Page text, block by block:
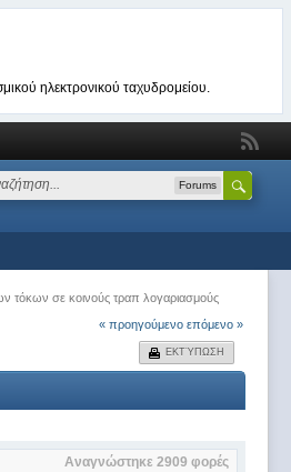
ηλεκτρονικού ταχυδρομείου.
Forums
τόκων σε κοινούς τραπ λογαριασμούς
« προηγούμενο επόμενο »
ΕΚΤΎΠΩΣΗ
Αναγνώστηκε 2909 φορές